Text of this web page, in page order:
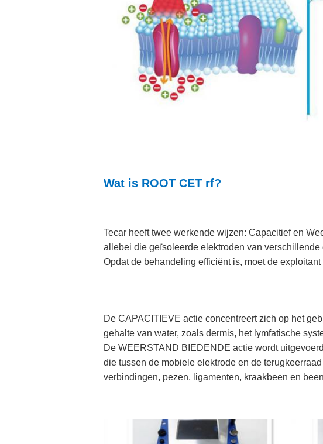
Wat is ROOT CET rf?
Tecar heeft twee werkende wijzen: Capacitief en
allebei die geïsoleerde elektroden van
Opdat de behandeling efficiënt is, moet de
De CAPACITIEVE actie concentreert zich op het
gehalte van water, zoals dermis, het lymfatische
De WEERSTAND BIEDENDE actie wordt
die tussen de mobiele elektrode en de
verbindingen, pezen, ligamenten, kraakbeen en